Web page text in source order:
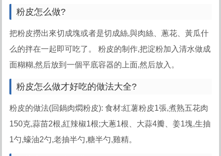
粉皮怎么做?
把粉皮撈出來切成塊或者是切成絲,與肉絲、蔥花、黃瓜什
么的拌在一起即可吃了。 粉皮的制作,把淀粉加入清水做成
面糊糊,然后放到一個平底容器的上面,然后放入。
粉皮怎么做才好吃的做法大全?
粉皮的做法(回鍋肉燜粉皮): 食材:紅薯粉皮1張,煮熟五花肉
150克,蒜苗2根,紅辣椒1根;大蔥1根、大蒜4瓣、姜1塊,生抽
1勺,蠔油2勺,老抽半勺,糖半勺,雞精。